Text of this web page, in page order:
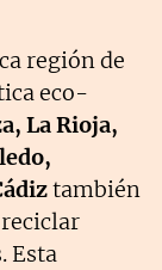
región de
eco-
La Rioja,
también
Esta